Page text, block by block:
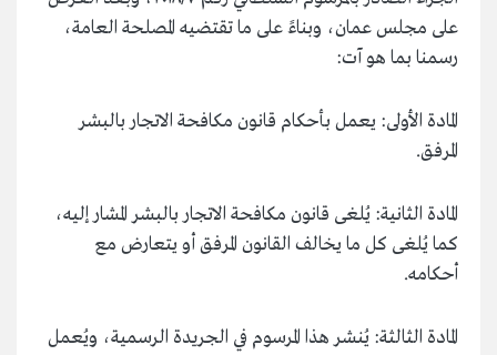
على مجلس عمان، وبناءً على ما تقتضيه المصلحة العامة،
رسمنا بما هو آت:
المادة الأولى: يعمل بأحكام قانون مكافحة الاتجار بالبشر
المرفق.
المادة الثانية: يُلغى قانون مكافحة الاتجار بالبشر المشار إليه،
كما يُلغى كل ما يخالف القانون المرفق أو يتعارض مع
أحكامه.
المادة الثالثة: يُنشر هذا المرسوم في الجريدة الرسمية، ويُعمل